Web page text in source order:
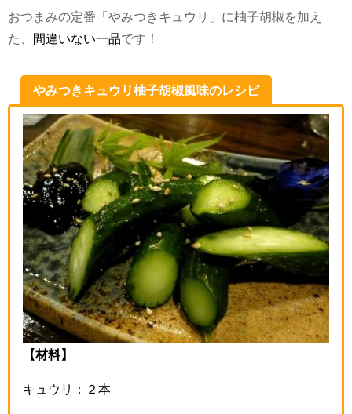
おつまみの定番「やみつきキュウリ」に柚子胡椒を加え
た、
間違いない一品です！
やみつきキュウリ柚子胡椒風味のレシピ
【材料】
キュウリ：２本